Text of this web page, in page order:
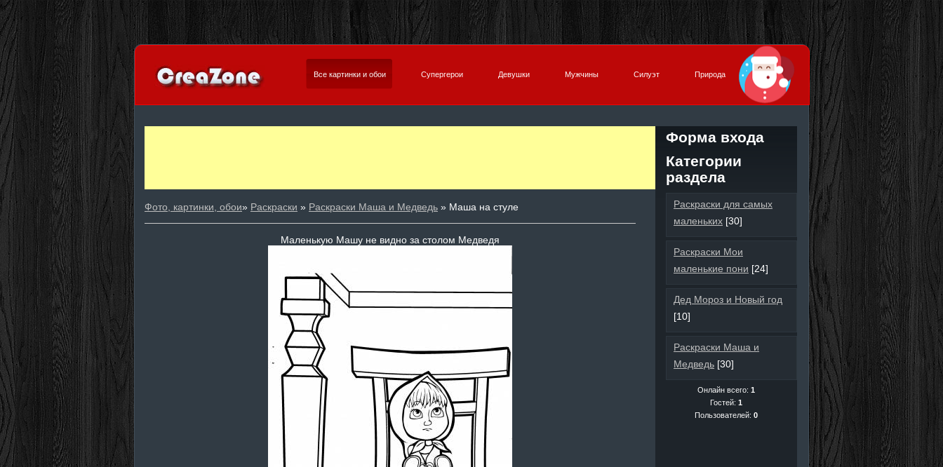
Все картинки и обои Супергерои Девушки Мужчины Силуэт Природа
Фото, картинки, обои» Раскраски » Раскраски Маша и Медведь » Маша на стуле
Маленькую Машу не видно за столом Медведя
Форма входа
Категории
раздела
Раскраски для самых
маленьких [30]
Раскраски Мои
маленькие пони [24]
Дед Мороз и Новый год
[10]
Раскраски Маша и
Медведь [30]
Онлайн всего: 1
Гостей: 1
Пользователей: 0